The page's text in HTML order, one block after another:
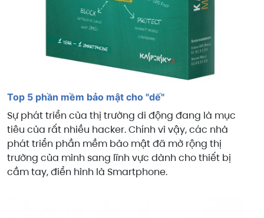
Top 5 phần mềm bảo mật cho "dế"
Sự phát triển của thị trường di động đang là mục
tiêu của rất nhiều hacker. Chính vì vậy, các nhà
phát triển phần mềm bảo mật đã mở rộng thị
trường của mình sang lĩnh vực dành cho thiết bị
cầm tay, điển hình là Smartphone.